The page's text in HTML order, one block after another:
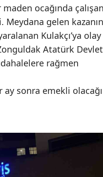
ocağında çalışan
Meydana gelen kazanın
Kulakçı’ya olay
Atatürk Devlet
rağmen
ay sonra emekli olacağı